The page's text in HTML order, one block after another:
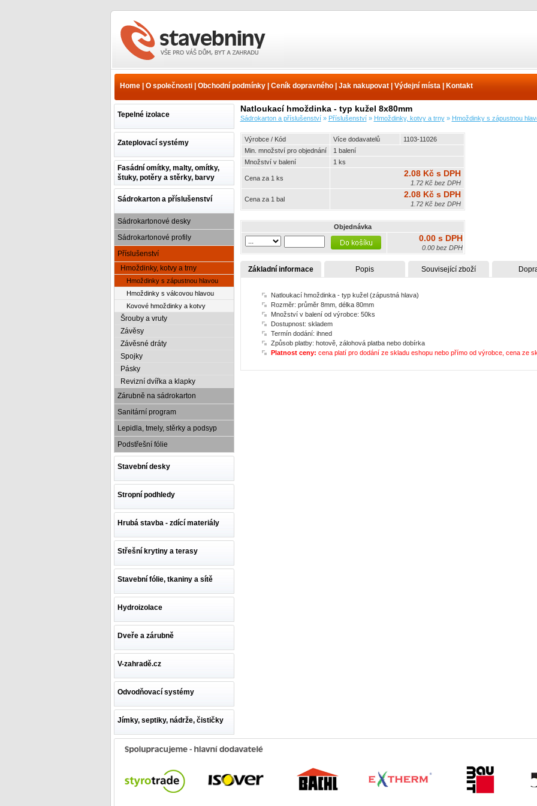
příslušenství -
kotvy a trny - Hmoždinky s
Home| O společnosti| Obchodní podmínky| Ceník dopravného| Jak nakupovat| Výdejní místa | Kontakt
Tepelné izolace
Zateplovací systémy
Fasádní omítky, malty, omítky,
štuky, potěry a stěrky, barvy
Sádrokarton a příslušenství
Sádrokartonové desky
Sádrokartonové profily
Příslušenství
Hmoždinky, kotvy a trny
Hmoždinky s zápustnou hlavou
Hmoždinky s válcovou hlavou
Kovové hmoždinky a kotvy
Šrouby a vruty
Závěsy
Závěsné dráty
Spojky
Pásky
Revizní dvířka a klapky
Zárubně na sádrokarton
Sanitární program
Lepidla, tmely, stěrky a podsyp
Podstřešní fólie
Stavební desky
Stropní podhledy
Hrubá stavba - zdící materiály
Střešní krytiny a terasy
Stavební fólie, tkaniny a sítě
Hydroizolace
Dveře a zárubně
V-zahradě.cz
Odvodňovací systémy
Jímky, septiky, nádrže, čističky
Natloukací hmoždinka - typ kužel 8x80mm
Sádrokarton a příslušenství» Příslušenství» Hmoždinky, kotvy a trny» Hmoždinky s zápustnou
Výrobce / Kód Více dodavatelů
1103-11026
Min. množství pro objednání
1 balení
Množství v balení
1 ks
Cena za 1 ks 2.08 Kč s DPH
1.72 Kč bez DPH
Cena za 1 bal 2.08 Kč s DPH
1.72 Kč bez DPH
Objednávka
0.00 s DPH
0.00 bez DPH
Základní informace Popis Související zboží
Natloukací hmoždinka - typ kužel (zápustná hlava)
Rozměr: průměr 8mm, délka 80mm
Množství v balení od výrobce: 50ks
Dostupnost: skladem
Termín dodání: ihned
Způsob platby: hotově, zálohová platba nebo dobírka
Platnost ceny: cena platí pro dodání ze skladu eshopu nebo přímo od výrobce, cena ze